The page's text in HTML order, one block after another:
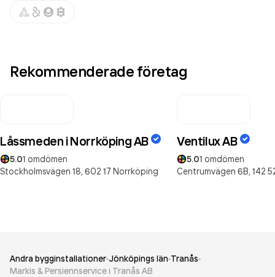
Rekommenderade företag
Låssmeden i Norrköping AB
5.01 omdömen
Stockholmsvägen 18, 602 17 Norrköping
Ventilux AB
5.01 omdömen
Centrumvägen 6B, 142
Andra bygginstallationer Jönköpings län Tranås
Markis & Persiennservice i Tranås AB